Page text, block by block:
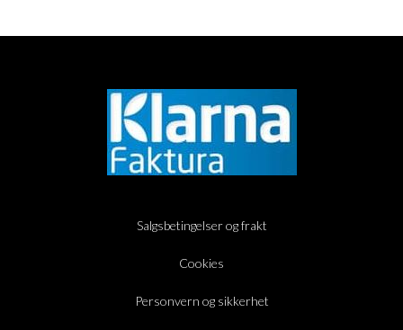
Salgsbetingelser og frakt
Cookies
Personvern og sikkerhet